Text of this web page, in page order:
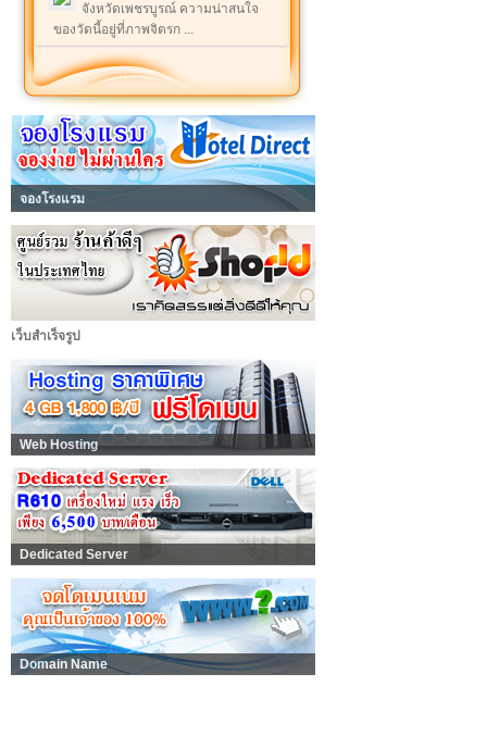
จังหวัดเพชรบูรณ์ ความน่าสนใจ
ของวัดนี้อยู่ที่ภาพจิตรก ...
จองโรงแรม
เว็บสำเร็จรูป
Web Hosting
Dedicated Server
Domain Name